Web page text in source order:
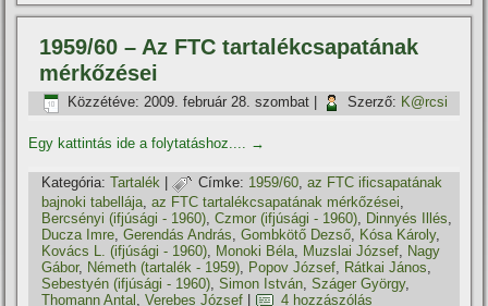
1959/60 – Az FTC tartalékcsapatának
mérkőzései
Közzétéve: 2009. február 28. szombat Szerző: K@rcsi
Egy kattintás ide a folytatáshoz.... →
Kategória: Tartalék | Címke: 1959/60,az FTC ificsapatának
bajnoki tabellája,az FTC tartalékcsapatának mérkőzései,
Bercsényi (ifjúsági - 1960),Czmor (ifjúsági - 1960), Dinnyés Illés,
Ducza Imre,Gerendás András,Gombkötő Dezső, Kósa Károly,
Kovács L. (ifjúsági - 1960), Monoki Béla, Muzslai József, Nagy
Gábor, Németh (tartalék - 1959), Popov József, Rátkai János,
Sebestyén (ifjúsági - 1960),Simon István,Száger György,
Thomann Antal ,Verebes József 4 hozzászólás